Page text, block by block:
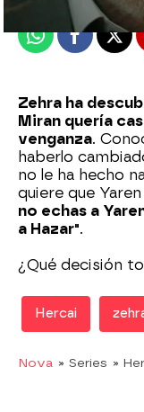
WhatsappFacebook
X
Zehra ha
Miran quería
venganza.
haberlo
no le ha hecho
quiere que
no echas a
a Hazar".
¿Qué decisión
Hercai
Nova » Series »